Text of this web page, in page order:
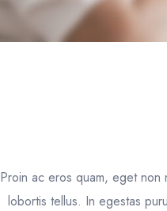
Proin ac eros quam, eget non
lobortis tellus. In egestas